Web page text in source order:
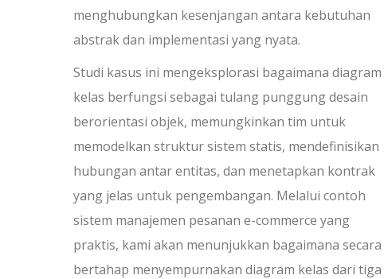
menghubungkan kesenjangan antara kebutuhan
abstrak dan implementasi yang nyata.
Studi kasus ini mengeksplorasi bagaimana diagram
kelas berfungsi sebagai tulang punggung desain
berorientasi objek, memungkinkan tim untuk
memodelkan struktur sistem statis, mendefinisikan
hubungan antar entitas, dan menetapkan kontrak
yang jelas untuk pengembangan. Melalui contoh
sistem manajemen pesanan e-commerce yang
praktis, kami akan menunjukkan bagaimana secara
bertahap menyempurnakan diagram kelas dari tiga